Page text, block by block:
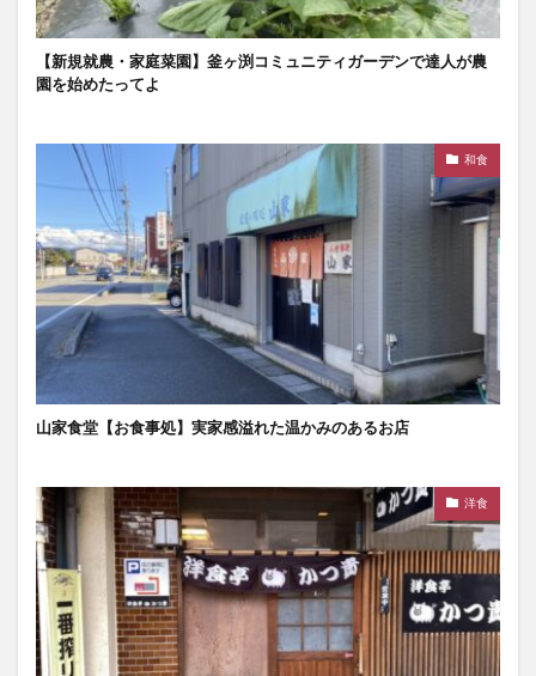
【新規就農・家庭菜園】釜ヶ渕コミュニティガーデンで達人が農
園を始めたってよ
和食
山家食堂【お食事処】実家感溢れた温かみのあるお店
洋食